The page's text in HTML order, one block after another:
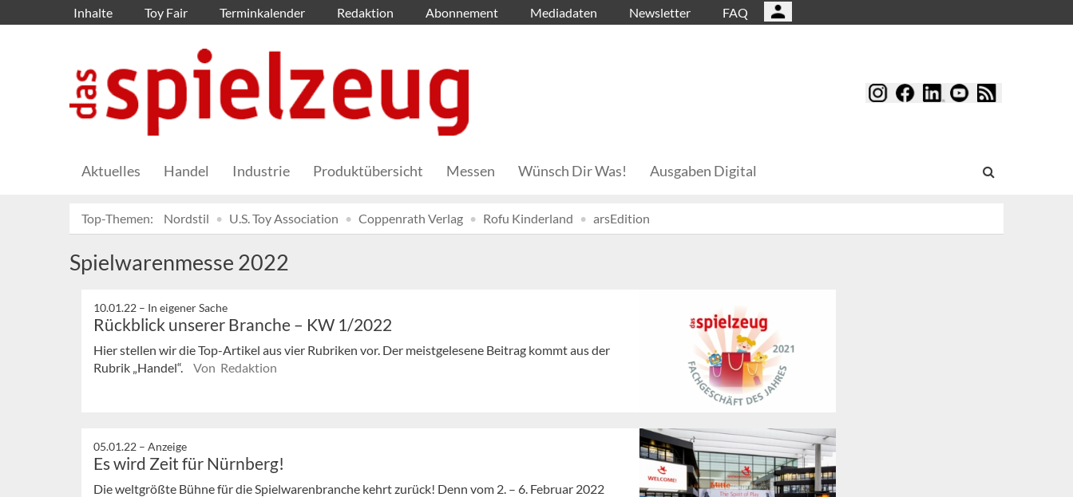
Inhalte Toy Fair Terminkalender Redaktion Abonnement Mediadaten Newsletter FAQ
Aktuelles Handel Industrie Produktübersicht Messen Wünsch Dir Was! Ausgaben Digital
Top-Themen: Nordstil U.S. Toy Association Coppenrath Verlag Rofu Kinderland arsEdition
Spielwarenmesse 2022
10.01.22 – In eigener Sache
Rückblick unserer Branche – KW 1/2022
Hier stellen wir die Top-Artikel aus vier Rubriken vor. Der meistgelesene Beitrag kommt aus der
Rubrik „Handel“.
Von Redaktion
05.01.22 – Anzeige
Es wird Zeit für Nürnberg!
Die weltgrößte Bühne für die Spielwarenbranche kehrt zurück! Denn vom 2. – 6. Februar 2022